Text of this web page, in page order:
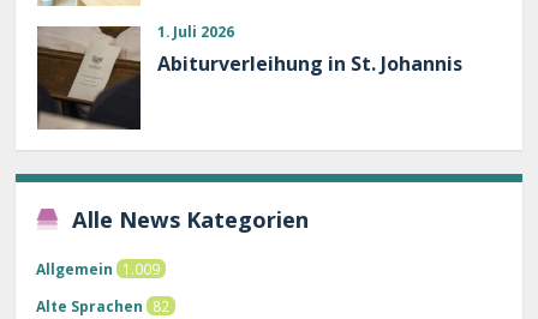
1. Juli 2026
Abiturverleihung in St. Johannis
Alle News Kategorien
Allgemein
1.009
Alte Sprachen
82